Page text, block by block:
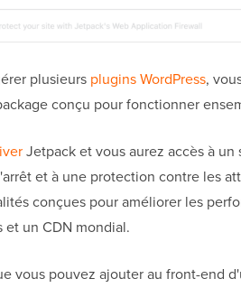
plusieurs plugins WordPress,
conçu pour fonctionner
Jetpack et vous aurez accès à
et à une protection contre les
conçues pour améliorer les
un CDN mondial.
vous pouvez ajouter au front-end